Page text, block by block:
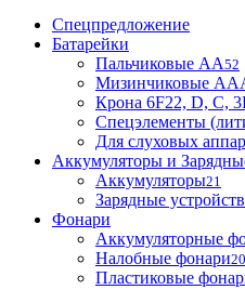
Спецпредложение
Батарейки
Пальчиковые АА52
Мизинчиковые
Крона 6F22, D, C,
Спецэлементы
Для слуховых
Аккумуляторы и
Аккумуляторы21
Зарядные
Фонари
Аккумуляторные
Налобные фонари20
Пластиковые